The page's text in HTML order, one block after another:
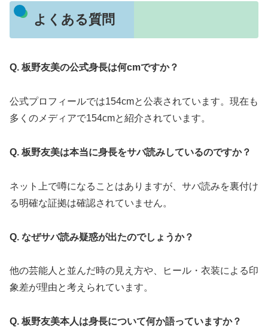
よくある質問
Q. 板野友美の公式身長は何cmですか？
公式プロフィールでは154cmと公表されています。現在も
多くのメディアで154cmと紹介されています。
Q. 板野友美は本当に身長をサバ読みしているのですか？
ネット上で噂になることはありますが、サバ読みを裏付け
る明確な証拠は確認されていません。
Q. なぜサバ読み疑惑が出たのでしょうか？
他の芸能人と並んだ時の見え方や、ヒール・衣装による印
象差が理由と考えられています。
Q. 板野友美本人は身長について何か語っていますか？